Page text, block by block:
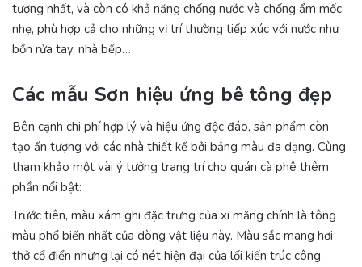
tượng nhất, và còn có khả năng chống nước và chống ẩm mốc
nhẹ, phù hợp cả cho những vị trí thường tiếp xúc với nước như
bồn rửa tay, nhà bếp…
Các mẫu Sơn hiệu ứng bê tông đẹp
Bên cạnh chi phí hợp lý và hiệu ứng độc đáo, sản phẩm còn
tạo ấn tượng với các nhà thiết kế bởi bảng màu đa dạng. Cùng
tham khảo một vài ý tưởng trang trí cho quán cà phê thêm
phần nổi bật:
Trước tiên, màu xám ghi đặc trưng của xi măng chính là tông
màu phổ biến nhất của dòng vật liệu này. Màu sắc mang hơi
thở cổ điển nhưng lại có nét hiện đại của lối kiến trúc công